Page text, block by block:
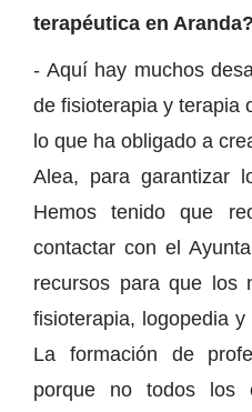
terapéutica en Aranda?
- Aquí hay muchos
de fisioterapia y terapia
lo que ha obligado a
Alea, para garantizar
Hemos tenido que
contactar con el
recursos para que los
fisioterapia, logopedia
La formación de
porque no todos los